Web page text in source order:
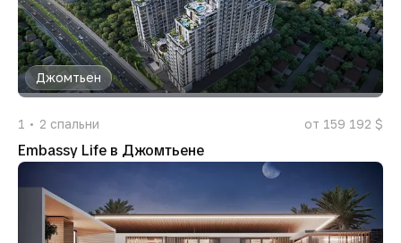
Джомтьен
1 2 спальни от 159 192 $
Embassy Life в Джомтьене